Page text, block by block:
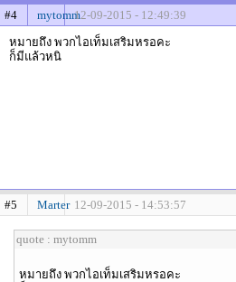
#4 mytomm12-09-2015 - 12:49:39
หมายถึง พวกไอเท็มเสริมหรอคะ
ก็มีแล้วหนิ
#5 Marter 12-09-2015 - 14:53:57
quote : mytomm
หมายถึง พวกไอเท็มเสริมหรอคะ